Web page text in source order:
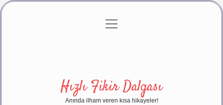
Gizlilik Politikası
menüyü
Hızlı Fikir Dalgası
Anında ilham veren kısa hikayeler!